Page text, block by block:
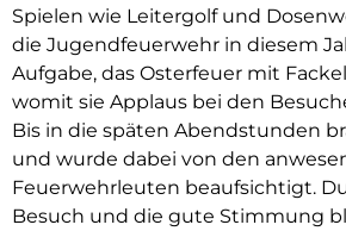
Spielen wie Leitergolf und
die Jugendfeuerwehr in diesem
Aufgabe, das Osterfeuer mit
womit sie Applaus bei den
Bis in die späten Abendstunden
und wurde dabei von den
Feuerwehrleuten beaufsichtigt.
Besuch und die gute Stimmung